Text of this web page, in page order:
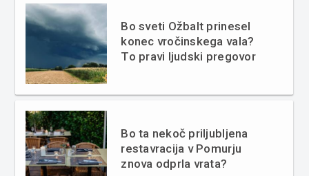
Bo sveti Ožbalt prinesel
konec vročinskega vala?
To pravi ljudski pregovor
Bo ta nekoč priljubljena
restavracija v Pomurju
znova odprla vrata?